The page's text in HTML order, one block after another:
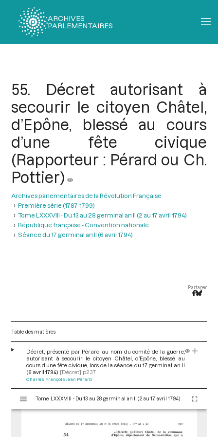
ARCHIVES
PARLEMENTAIRES
55. Décret autorisant à
secourir le citoyen Châtel,
d’Epône, blessé au cours
d’une fête civique
(Rapporteur : Pérard ou Ch.
Pottier)
Archives parlementaires de la Révolution Française
Première série (1787-1799)
Tome LXXXVIII - Du 13 au 28 germinal an II (2 au 17 avril 1794)
République française - Convention nationale
Séance du 17 germinal an II (6 avril 1794)
Partager
Table des matières
Décret, présenté par Pérard au nom du comité de la guerre,
autorisant à secourir le citoyen Châtel, d’Epône, blessé au
cours d’une fête civique, lors de la séance du 17 germinal an II
(6 avril 1794) [Décret] p.237
Charles François Jean Pérard
s
Tome LXXXVIII - Du 13 au 28 germinal an II (2 au 17 avril 1794)